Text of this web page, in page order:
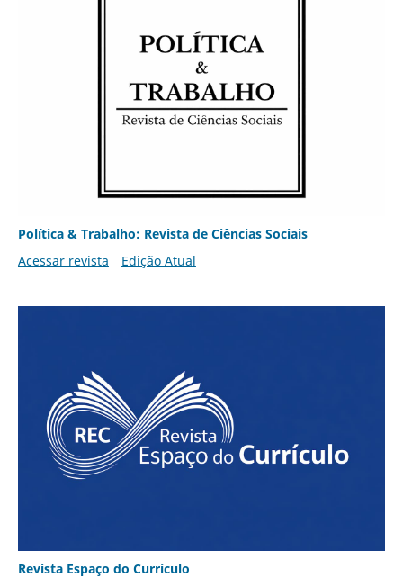
Política & Trabalho: Revista de Ciências Sociais
Acessar revista
Edição Atual
Revista Espaço do Currículo